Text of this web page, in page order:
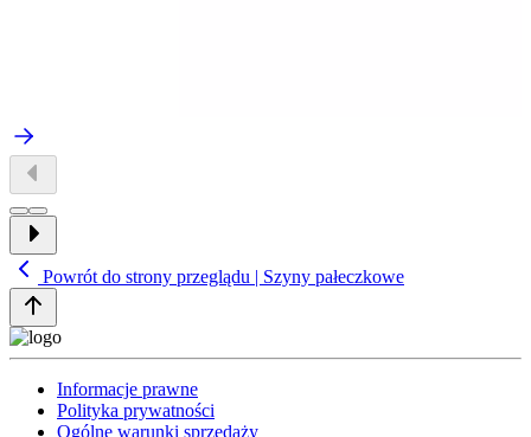
Powrót do strony przeglądu | Szyny pałeczkowe
Informacje prawne
Polityka prywatności
Ogólne warunki sprzedaży